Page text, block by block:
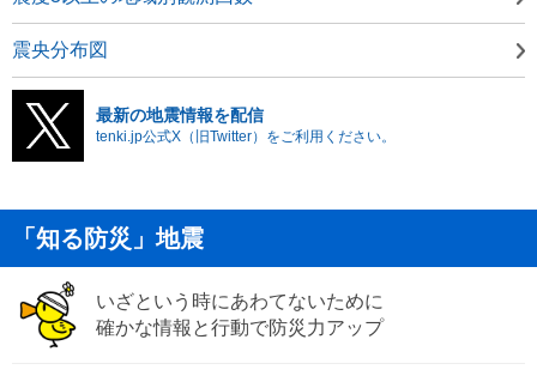
震央分布図
最新の地震情報を配信
tenki.jp公式X（旧Twitter）をご利用ください。
「知る防災」地震
いざという時にあわてないために
確かな情報と行動で防災力アップ